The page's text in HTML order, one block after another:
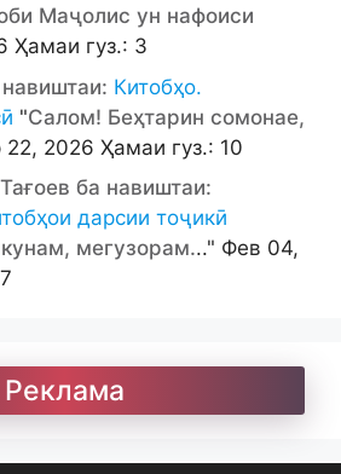
Маҷолис ун нафоиси
Ҳамаи гуз.: 3
Китобҳо.
"Салом! Беҳтарин сомонае,
2026 Ҳамаи гуз.: 10
ба навиштаи:
дарсии тоҷикӣ
мегузорам..." Фев 04,
Реклама